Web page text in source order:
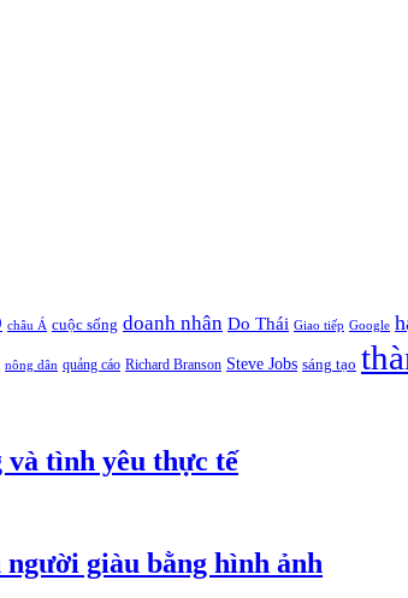
châu Á cuộc sống doanh nhân Do Thái Giao tiếp Google
nông dân quảng cáo Richard Branson Steve Jobs sáng tạo
và tình yêu thực tế
giàu bằng hình ảnh